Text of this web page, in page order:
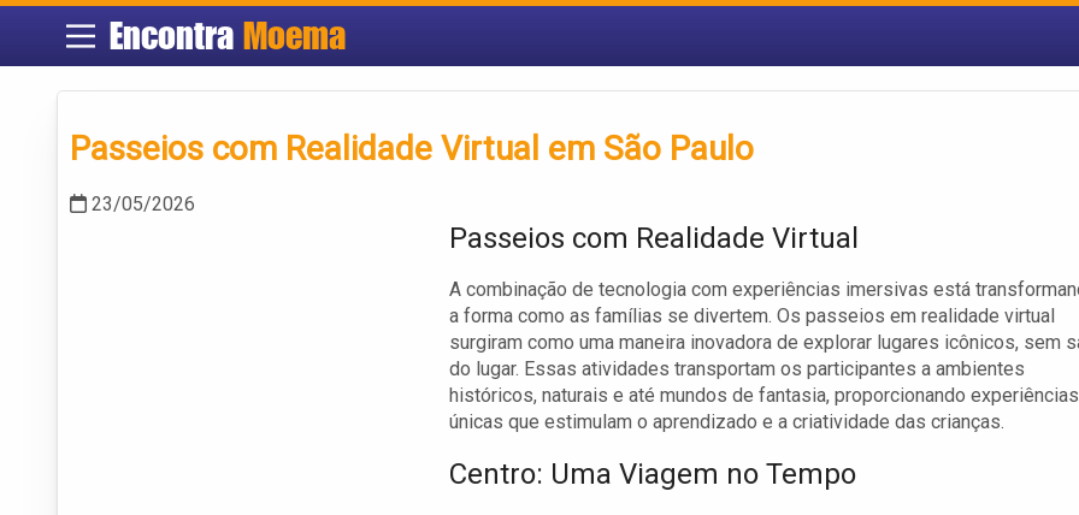
Encontra Moema
Passeios com Realidade Virtual em São Paulo
23/05/2026
Passeios com Realidade Virtual
A combinação de tecnologia com experiências imersivas está
a forma como as famílias se divertem. Os passeios em realidade virtual
surgiram como uma maneira inovadora de explorar lugares icônicos, sem
do lugar. Essas atividades transportam os participantes a ambientes
históricos, naturais e até mundos de fantasia, proporcionando experiências
únicas que estimulam o aprendizado e a criatividade das crianças.
Centro: Uma Viagem no Tempo